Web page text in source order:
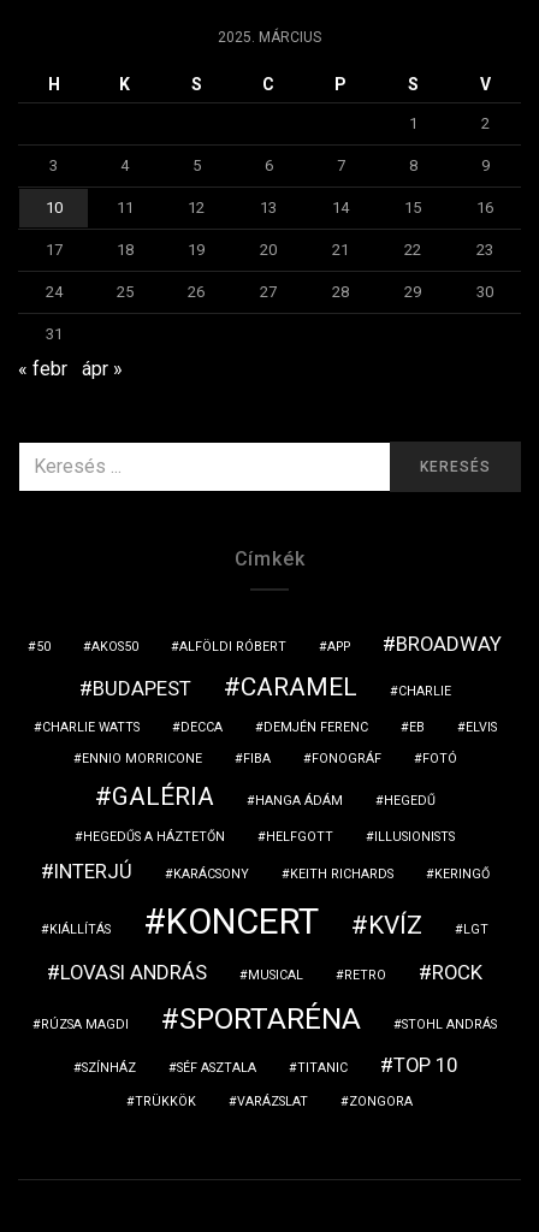
2025. MÁRCIUS
H K S C P S V
1 2
3 4 5 6 7 8 9
10 11 12 13 14 15 16
17 18 19 20 21 22 23
24 25 26 27 28 29 30
31
« febr ápr »
ERRE:
KERESÉS
Címkék
50 AKOS50 ALFÖLDI RÓBERT APP
BROADWAY
BUDAPEST
CARAMEL CHARLIE
CHARLIE WATTS DECCA DEMJÉN FERENC EB
ELVIS
ENNIO MORRICONE
FIBA FONOGRÁF FOTÓ
GALÉRIA HANGA ÁDÁM HEGEDŰ
HEGEDŰS A HÁZTETŐN HELFGOTT ILLUSIONISTS
INTERJÚ KARÁCSONY KEITH RICHARDS KERINGŐ
KIÁLLÍTÁS KONCERT KVÍZ LGT
LOVASI ANDRÁS MUSICAL RETRO ROCK
RÚZSA MAGDI SPORTARÉNA STOHL ANDRÁS
SZÍNHÁZ SÉF ASZTALA TITANIC TOP 10
TRÜKKÖK VARÁZSLAT ZONGORA